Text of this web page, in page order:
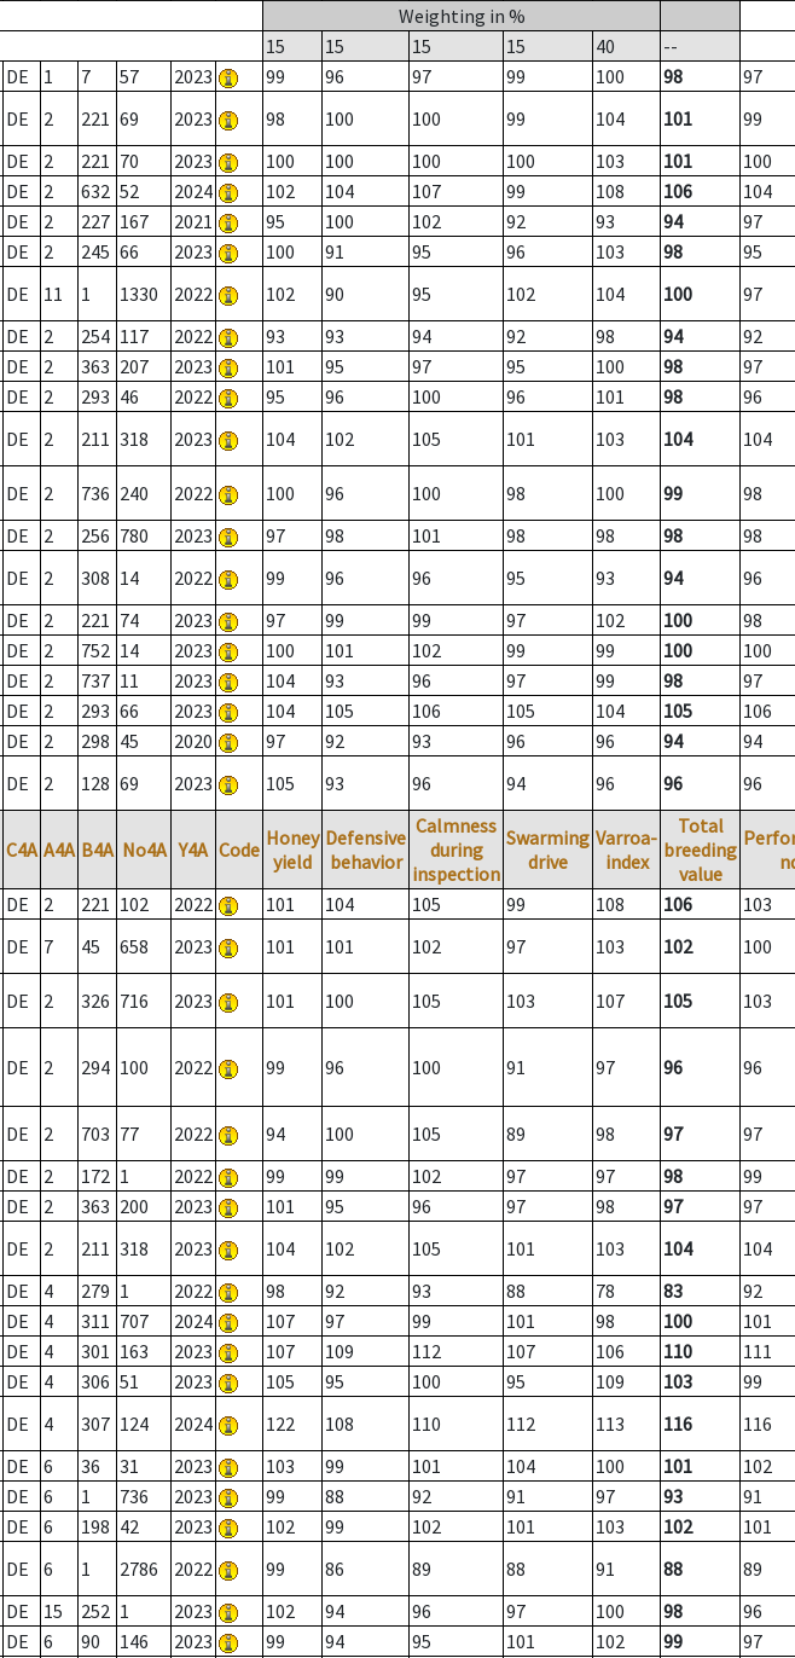
Weighting in %
15
15 15 15 40
--
DE 1 7 57 2023 99 96 97 99 100 98
97
DE 2 221 69 2023 98 100 100 99 104 101
99
DE 2 221 70 2023 100 100 100 100 103 101
100
DE 2 632 52 2024 102 104 107 99 108 106
104
DE 2 227 167 2021 95 100 102 92 93 94
97
DE 2 245 66 2023 100 91 95 96 103 98
95
DE 11 1 1330 2022 102 90 95 102 104 100
97
DE 2 254 117 2022 93 93 94 92 98 94
92
DE 2 363 207 2023 101 95 97 95 100 98
97
DE 2 293 46 2022 95 96 100 96 101 98
96
DE 2 211 318 2023 104 102 105 101 103 104 104
DE 2 736 240 2022 100 96 100 98 100 99
98
DE 2 256 780 2023 97 98 101 98 98 98
98
DE 2 308 14 2022 99 96 96 95 93 94
96
DE 2 221 74 2023 97 99 99 97 102 100
98
DE 2 752 14 2023 100 101 102 99 99 100
100
DE 2 737 11 2023 104 93 96 97 99 98
97
DE 2 293 66 2023 104 105 106 105 104 105
106
DE 2 298 45 2020 97 92 93 96 96 94
94
DE 2 128 69 2023 105 93 96 94 96 96 96
C4A A4A B4A No4A Y4A Code Honey
yield
Defensive
behavior
Calmness
during
inspection
Swarming
drive
Varroa-
index
Total
breeding
value
DE 2 221 102 2022 101 104 105 99 108 106
103
DE 7 45 658 2023 101 101 102 97 103 102 100
DE 2 326 716 2023 101 100 105 103 107 105 103
DE 2 294 100 2022 99 96 100 91 97 96 96
DE 2 703 77 2022 94 100 105 89 98 97
97
DE 2 172 1 2022 99 99 102 97 97 98
99
DE 2 363 200 2023 101 95 96 97 98 97
97
DE 2 211 318 2023 104 102 105 101 103 104
104
DE 4 279 1 2022 98 92 93 88 78 83
92
DE 4 311 707 2024 107 97 99 101 98 100
101
DE 4 301 163 2023 107 109 112 107 106 110
111
DE 4 306 51 2023 105 95 100 95 109 103
99
DE 4 307 124 2024 122 108 110 112 113 116
116
DE 6 36 31 2023 103 99 101 104 100 101
102
DE 6 1 736 2023 99 88 92 91 97 93
91
DE 6 198 42 2023 102 99 102 101 103 102
101
DE 6 1 2786 2022 99 86 89 88 91 88
89
DE 15 252 1 2023 102 94 96 97 100 98
96
DE 6 90 146 2023 99 94 95 101 102 99
97